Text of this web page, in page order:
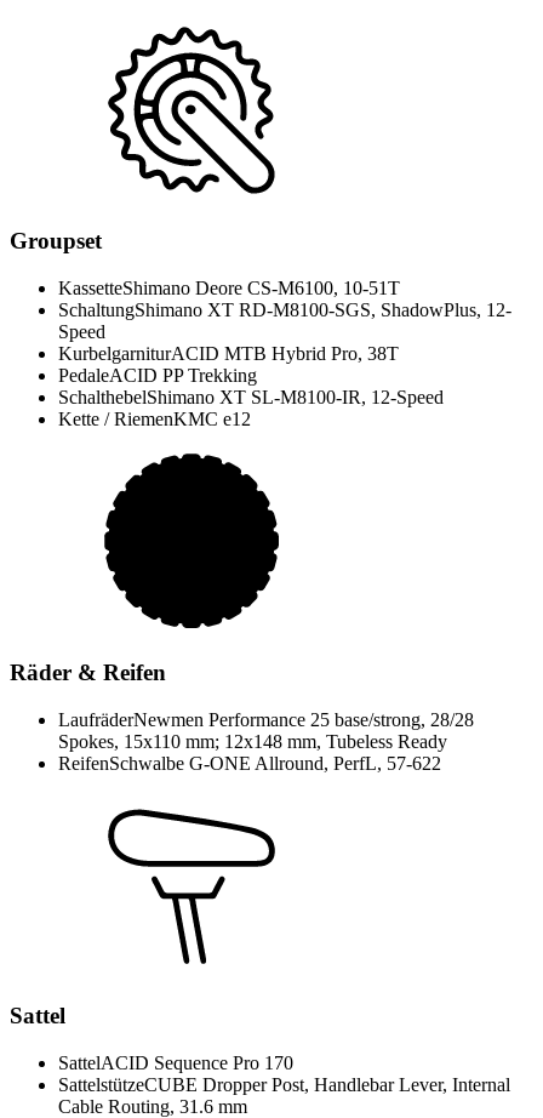
Groupset
KassetteShimano Deore CS-M6100, 10-51T
SchaltungShimano XT RD-M8100-SGS, ShadowPlus, 12-
Speed
KurbelgarniturACID MTB Hybrid Pro, 38T
PedaleACID PP Trekking
SchalthebelShimano XT SL-M8100-IR, 12-Speed
Kette / RiemenKMC e12
Räder & Reifen
LaufräderNewmen Performance 25 base/strong, 28/28
Spokes, 15x110 mm; 12x148 mm, Tubeless Ready
ReifenSchwalbe G-ONE Allround, PerfL, 57-622
Sattel
SattelACID Sequence Pro 170
SattelstützeCUBE Dropper Post, Handlebar Lever, Internal
Cable Routing, 31.6 mm